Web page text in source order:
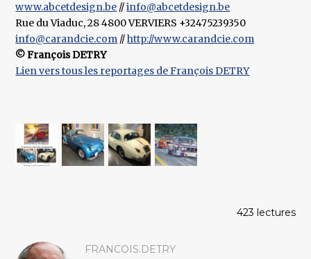
www.abcetdesign.be //info@abcetdesign.be
Rue du Viaduc, 28 4800 VERVIERS +32475239350
info@carandcie.com //http://www.carandcie.com
© François DETRY
Lien vers tous les reportages de François DETRY
423 lectures
FRANCOIS.DETRY